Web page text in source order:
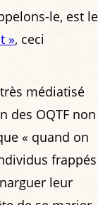
le, est le
», ceci
médiatisé
des OQTF non
« quand on
frappés
leur